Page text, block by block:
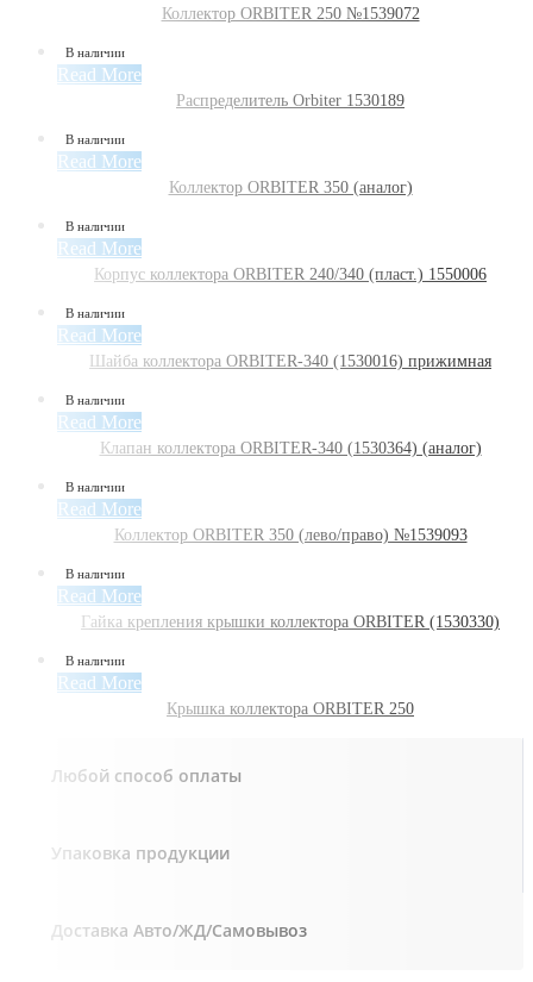
Коллектор ORBITER 250 №1539072
В наличии
Read More
Распределитель Orbiter 1530189
В наличии
Read More
Коллектор ORBITER 350 (аналог)
В наличии
Read More
Корпус коллектора ORBITER 240/340 (пласт.) 1550006
В наличии
Read More
Шайба коллектора ORBITER-340 (1530016) прижимная
В наличии
Read More
Клапан коллектора ORBITER-340 (1530364) (аналог)
В наличии
Read More
Коллектор ORBITER 350 (лево/право) №1539093
В наличии
Read More
Гайка крепления крышки коллектора ORBITER (1530330)
В наличии
Read More
Крышка коллектора ORBITER 250
Любой способ оплаты
Упаковка продукции
Доставка Авто/ЖД/Самовывоз